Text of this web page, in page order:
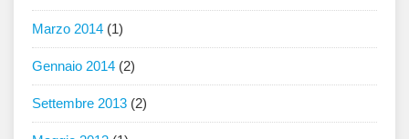
Marzo 2014 (1)
Gennaio 2014 (2)
Settembre 2013 (2)